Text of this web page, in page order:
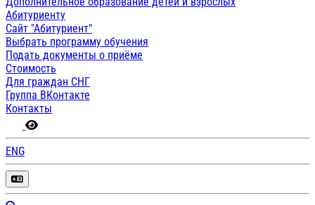
Абитуриенту
Сайт "Абитуриент"
Выбрать программу обучения
Подать документы о приёме
Стоимость
Для граждан СНГ
Группа ВКонтакте
Контакты
ENG